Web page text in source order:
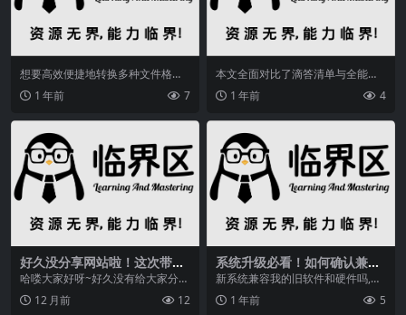
想要高效便捷地转换多种文件格
式？转转大师PDF转换器电脑版支
持Word、WPS、...
1 年前 7
本文全面对比了滴答清单与全能扫
描王等办公效率工具，从功能、优
缺点、适用场景等多维...
1 年前 4
好久没分享网站啦！这次带来
10个珍藏资源站，超丰富
哈喽大家好呀~好久没有给大家分享
网站了，今天就分享10个珍藏已久
的资源网站，涵盖...
12 月前 12
系统升级必看！如何确认兼容
性及解决软件运行问题？
新系统兼容我的旧软件和硬件吗,许
多用户升级系统都会考虑这个问
题。今天笔者和大家聊...
1 年前 5